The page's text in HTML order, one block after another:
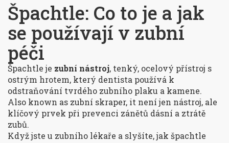
Špachtle: Co to je a jak
se používají v zubní
péči
Špachtle je zubní nástroj, tenký, ocelový přístroj s
ostrým hrotem, který dentista používá k
odstraňování tvrdého zubního plaku a kamene.
Also known as zubní skraper, it není jen nástroj, ale
klíčový prvek při prevenci zánětů dásní a ztrátě
zubů.
Když jste u zubního lékaře a slyšíte, jak špachtle